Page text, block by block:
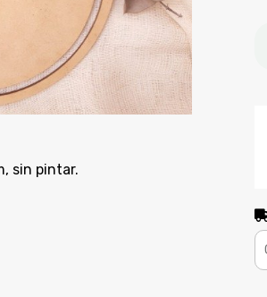
sin pintar.